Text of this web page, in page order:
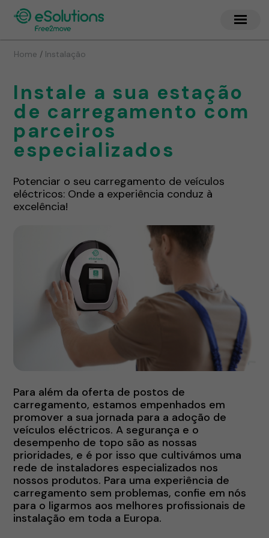
Home / Instalação
Instale a sua estação
de carregamento com
parceiros
especializados
Potenciar o seu carregamento de veículos
eléctricos: Onde a experiência conduz à
excelência!
Para além da oferta de postos de
carregamento, estamos empenhados em
promover a sua jornada para a adoção de
veículos eléctricos. A segurança e o
desempenho de topo são as nossas
prioridades, e é por isso que cultivámos uma
rede de instaladores especializados nos
nossos produtos. Para uma experiência de
carregamento sem problemas, confie em nós
para o ligarmos aos melhores profissionais de
instalação em toda a Europa.